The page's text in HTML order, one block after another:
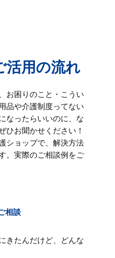
活用の流れ
お困りのこと・こうい
品や介護制度ってない
なったらいいのに、な
ひお聞かせください！
ショップで、解決方法
。実際のご相談例をご
相談
きたんだけど、どんな